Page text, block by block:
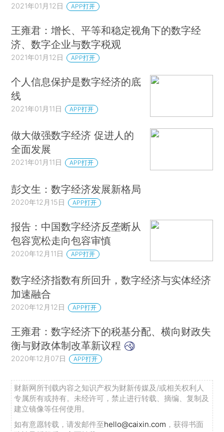
2021年01月12日 APP打开
王雍君：增长、平等和稳定视角下的数字经
济、数字企业与数字税观
2021年01月12日 APP打开
个人信息保护是数字经济的底
线
2021年01月11日 APP打开
做大做强数字经济 促进人的
全面发展
2021年01月11日 APP打开
彭文生：数字经济发展新格局
2020年12月15日 APP打开
报告：中国数字经济反垄断从
包容宽松走向包容审慎
2020年12月11日 APP打开
数字经济指数有所回升，数字经济与实体经济
加速融合
2020年12月12日 APP打开
王雍君：数字经济下的税基分配、横向财政失
衡与财政体制改革新议程
2020年12月07日 APP打开
财新网所刊载内容之知识产权为财新传媒及/或相关权利人
专属所有或持有。未经许可，禁止进行转载、摘编、复制及
建立镜像等任何使用。
如有意愿转载，请发邮件至hello@caixin.com ，获得书面